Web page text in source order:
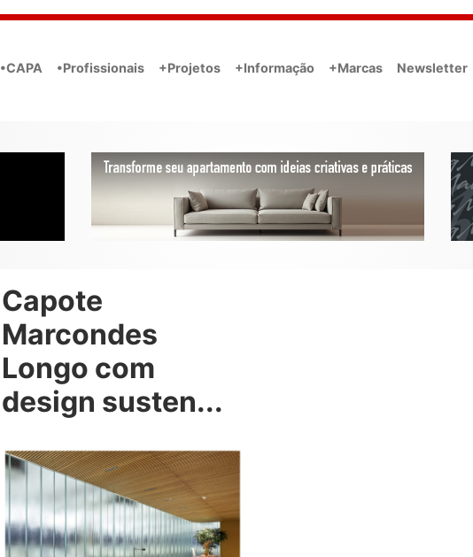
•CAPA •Profissionais +Projetos +Informação +Marcas Newsletter
Capote
Marcondes
Longo com
design susten...